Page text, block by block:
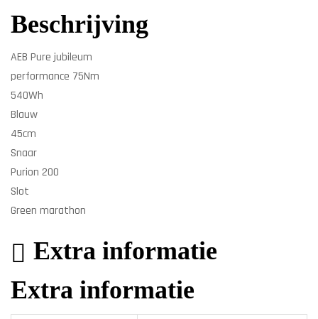
Beschrijving
AEB Pure jubileum
performance 75Nm
540Wh
Blauw
45cm
Snaar
Purion 200
Slot
Green marathon
Extra informatie
Extra informatie